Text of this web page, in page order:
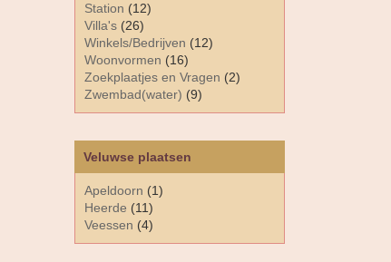
Station (12)
Villa's (26)
Winkels/Bedrijven (12)
Woonvormen (16)
Zoekplaatjes en Vragen (2)
Zwembad(water) (9)
Veluwse plaatsen
Apeldoorn (1)
Heerde (11)
Veessen (4)